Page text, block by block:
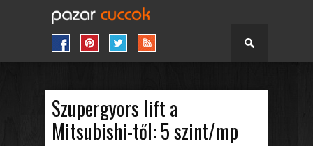
Szupergyors lift a
Mitsubishi-től: 5 szint/mp